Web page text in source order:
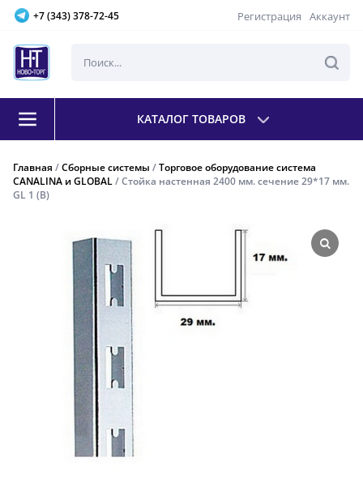
+7 (343) 378-72-45 Регистрация Аккаунт
КАТАЛОГ ТОВАРОВ
Главная /Сборные системы /Торговое оборудование система
CANALINA и GLOBAL/ Стойка настенная 2400 мм. сечение 29*17 мм.
GL 1 (В)